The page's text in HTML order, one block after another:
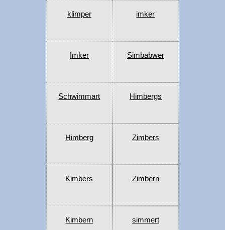
klimper imker
Imker Simbabwer
Schwimmart Himbergs
Himberg Zimbers
Kimbers Zimbern
Kimbern simmert